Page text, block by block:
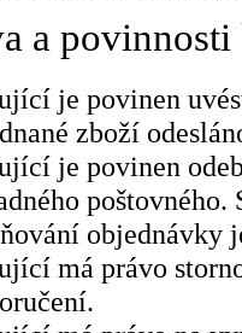
a
je povinen
zboží
je povinen
poštovného.
objednávky
má právo